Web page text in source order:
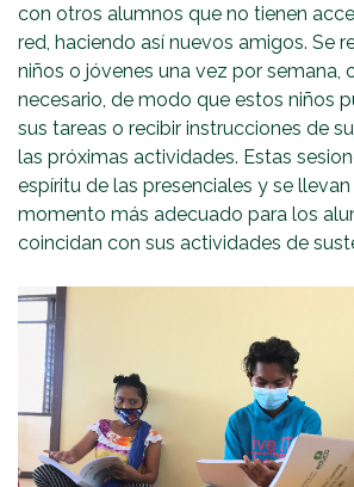
con otros alumnos que no tienen
red, haciendo así nuevos amigos. Se
niños o jóvenes una vez por semana,
necesario, de modo que estos niños
sus tareas o recibir instrucciones de
las próximas actividades. Estas
espíritu de las presenciales y se
momento más adecuado para los
coincidan con sus actividades de